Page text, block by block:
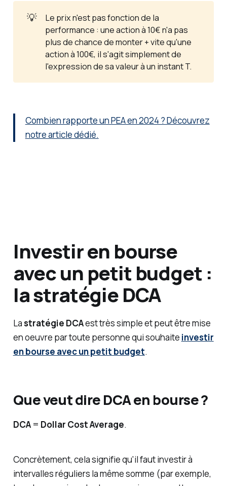
💡
Le prix n'est pas fonction de la
performance : une action à 10€ n'a pas
plus de chance de monter + vite qu'une
action à 100€, il s'agit simplement de
l'expression de sa valeur à un instant T.
Combien rapporte un PEA en 2024 ? Découvrez
notre article dédié.
Investir en bourse
avec un petit budget :
la stratégie DCA
Lastratégie DCAest très simple et peut être mise
en oeuvre par toute personne qui souhaite investir
en bourse avec un petit budget.
Que veut dire DCA en bourse ?
DCA= Dollar Cost Average.
Concrètement, cela signifie qu'il faut investir à
intervalles réguliers la même somme (par exemple,